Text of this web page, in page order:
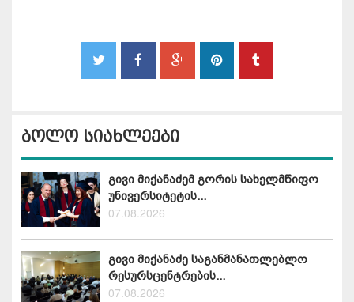
ბოლო სიახლეები
გივი მიქანაძემ გორის სახელმწიფო
უნივერსიტეტის...
07.08.2026
გივი მიქანაძე საგანმანათლებლო
რესურსცენტრების...
07.08.2026